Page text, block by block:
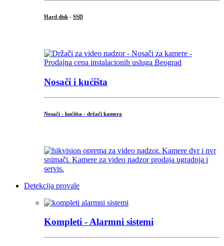
Hard disk - SSD
Nosači i kućišta
Nosači - kućišta - držači kamera
Detekcija provale
Kompleti - Alarmni sistemi